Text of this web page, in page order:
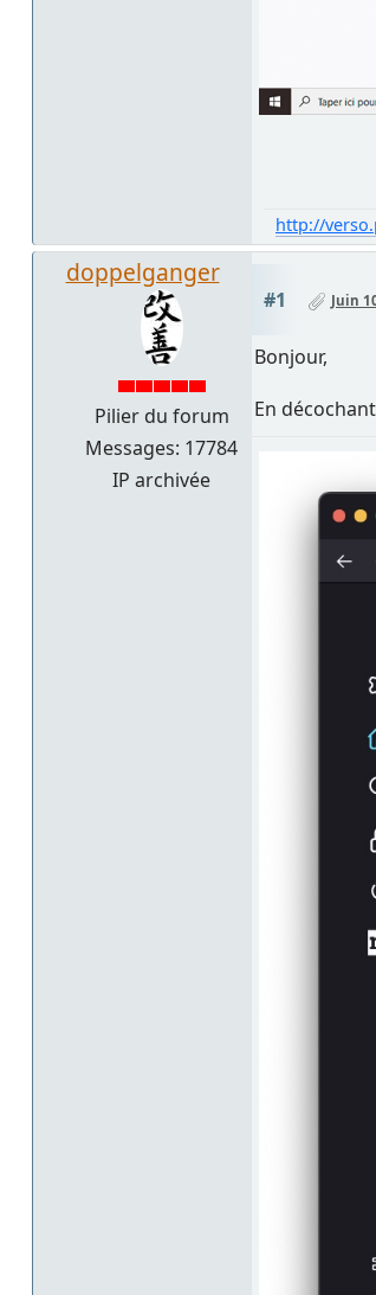
http://
doppelganger
Pilier du forum
Messages: 17784
IP archivée
#1 Juin
Bonjour,
En